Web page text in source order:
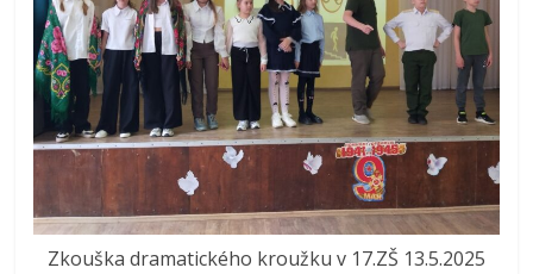
Zkouška dramatického kroužku v 17.ZŠ 13.5.2025